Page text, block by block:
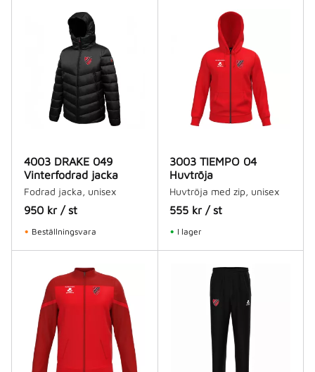
4003 DRAKE 049
Vinterfodrad jacka
Fodrad jacka, unisex
950kr /st
Beställningsvara
3003 TIEMPO 04
Huvtröja
Huvtröja med zip, unisex
555 kr /st
I lager